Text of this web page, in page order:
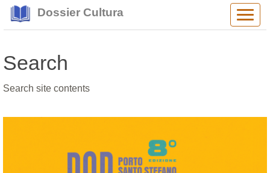
Dossier Cultura
Search
Search site contents